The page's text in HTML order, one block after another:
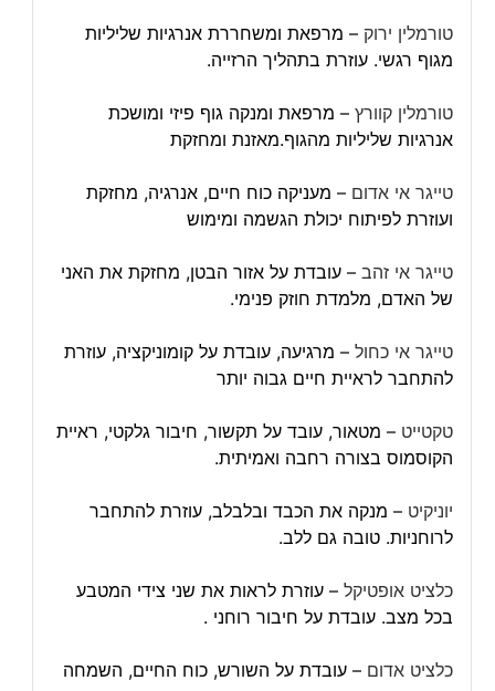
טורמלין ירוק – מרפאת ומשחררת אנרגיות שליליות
מגוף רגשי. עוזרת בתהליך הרזייה.
טורמלין קוורץ– מרפאת ומנקה גוף פיזי ומושכת
אנרגיות שליליות מהגוף.מאזנת ומחזקת
טייגר אי אדום – מעניקה כוח חיים, אנרגיה, מחזקת
ועוזרת לפיתוח יכולת הגשמה ומימוש
טייגר אי זהב– עובדת על אזור הבטן, מחזקת את האני
של האדם, מלמדת חוזק פנימי.
טייגר אי כחול– מרגיעה, עובדת על קומוניקציה, עוזרת
להתחבר לראיית חיים גבוה יותר
טקטייט – מטאור, עובד על תקשור, חיבור גלקטי, ראיית
הקוסמוס בצורה רחבה ואמיתית.
יוניקיט – מנקה את הכבד ובלבלב, עוזרת להתחבר
לרוחניות. טובה גם ללב.
כלציט אופטיקל– עוזרת לראות את שני צידי המטבע
בכל מצב. עובדת על חיבור רוחני .
כלציט אדום – עובדת על השורש, כוח החיים, השמחה